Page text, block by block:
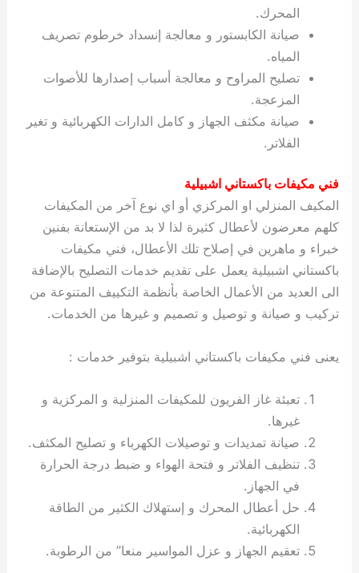
المحرك.
صيانة الكابستور و معالجة إنسداد خرطوم تصريف
المياه.
تصليح المراوح و معالجة أسباب إصدارها للأصوات
المزعجة.
صيانة مكثف الجهاز و كامل الدارات الكهربائية و تغير
الفلاتر.
فني مكيفات باكستاني اشبيلية
المكيف المنزلي او المركزي أو اي نوع آخر من المكيفات
كلهم معرضون لأعطال كثيرة لذا لا بد من الإستعانة بفنين
خبراء و ماهرين في إصلاح تلك الأعطال، فني مكيفات
باكستاني اشبيلية يعمل على تقديم خدمات التصليح بالإضافة
الى العديد من الأعمال الخاصة بأنظمة التكييف المتنوعة من
تركيب و صيانة و توصيل و تصميم و غيرها من الخدمات.
يعنى فني مكيفات باكستاني اشبيلية بتوفير خدمات :
تعبئة غاز الفريون للمكيفات المنزلية و المركزية و
غيرها.
صيانة تمديدات و توصيلات الكهرباء و تصليح المكثف.
تنظيف الفلاتر و فتحة الهواء و ضبط درجة الحرارة
في الجهاز.
حل أعطال المحرك و إستهلاك الكثير من الطاقة
الكهربائية.
تعقيم الجهاز و عزل المواسير منعا” من الرطوبة.